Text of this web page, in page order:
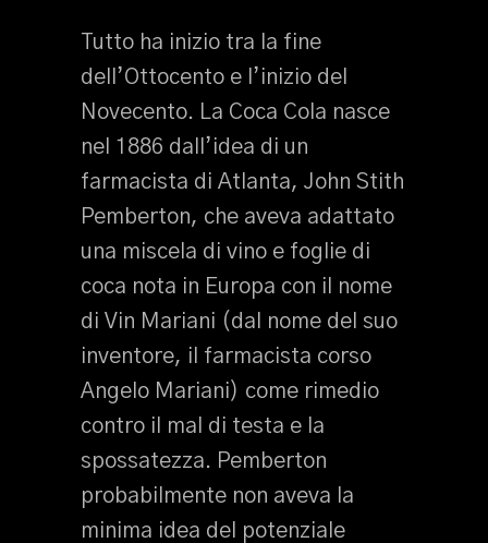
Tutto ha inizio tra la fine
dell’Ottocento e l’inizio del
Novecento. La Coca Cola nasce
nel 1886 dall’idea di un
farmacista di Atlanta, John Stith
Pemberton, che aveva adattato
una miscela di vino e foglie di
coca nota in Europa con il nome
di Vin Mariani (dal nome del suo
inventore, il farmacista corso
Angelo Mariani) come rimedio
contro il mal di testa e la
spossatezza. Pemberton
probabilmente non aveva la
minima idea del potenziale